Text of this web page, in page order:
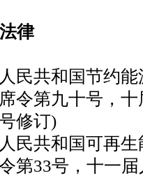
律
人民共和国节约
令第九十号，
修订)
人民共和国可再
第33号，十一